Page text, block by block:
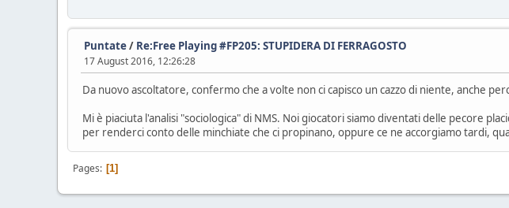
Puntate/ Re:Free Playing #FP205: STUPIDERA DI FERRAGOSTO
17 August 2016, 12:26:28
Da nuovo ascoltatore, confermo che a volte non ci capisco un cazzo di niente, anche
Mi è piaciuta l'analisi "sociologica" di NMS. Noi giocatori siamo diventati delle pecore
per renderci conto delle minchiate che ci propinano, oppure ce ne accorgiamo tardi,
Pages 1